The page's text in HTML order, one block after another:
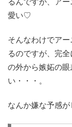
愛い♡
そんなわけでア
るのですが、完
の外から嫉妬の
い・・・。
なんか嫌な予感が